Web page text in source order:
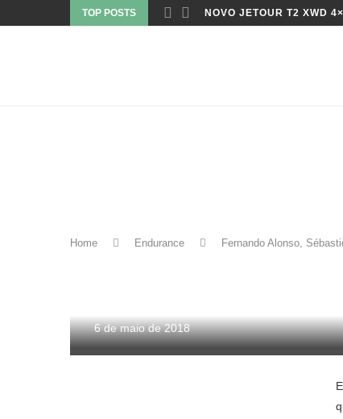
TOP POSTS NOVO JETOUR T2 XWD
Home Endurance Fernando Alonso,
6 de maio de 2018